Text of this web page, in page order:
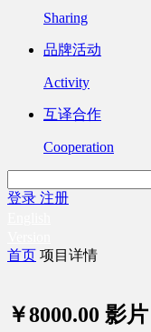
Sharing
品牌活动
Activity
互译合作
Cooperation
登录 注册
首页 项目详情
￥8000.00 影